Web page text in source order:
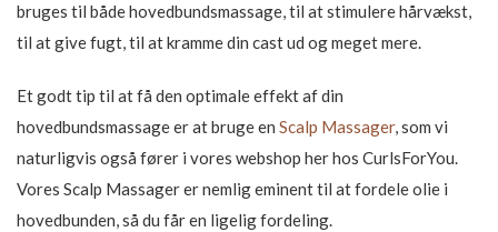
bruges til både hovedbundsmassage, til at stimulere hårvækst,
til at give fugt, til at kramme din cast ud og meget mere.
Et godt tip til at få den optimale effekt af din
hovedbundsmassage er at bruge en Scalp Massager, som vi
naturligvis også fører i vores webshop her hos CurlsForYou.
Vores Scalp Massager er nemlig eminent til at fordele olie i
hovedbunden, så du får en ligelig fordeling.